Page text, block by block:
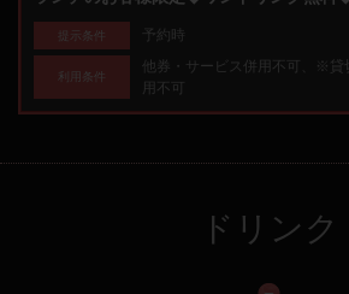
提示条件 予約時
利用条件
他券・サービス併用不可、※貸
用不可
ドリンク